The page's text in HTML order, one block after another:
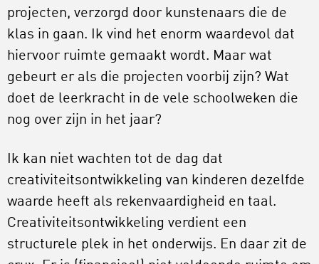
projecten, verzorgd door kunstenaars die de
klas in gaan. Ik vind het enorm waardevol dat
hiervoor ruimte gemaakt wordt. Maar wat
gebeurt er als die projecten voorbij zijn? Wat
doet de leerkracht in de vele schoolweken die
nog over zijn in het jaar?
Ik kan niet wachten tot de dag dat
creativiteitsontwikkeling van kinderen dezelfde
waarde heeft als rekenvaardigheid en taal.
Creativiteitsontwikkeling verdient een
structurele plek in het onderwijs. En daar zit de